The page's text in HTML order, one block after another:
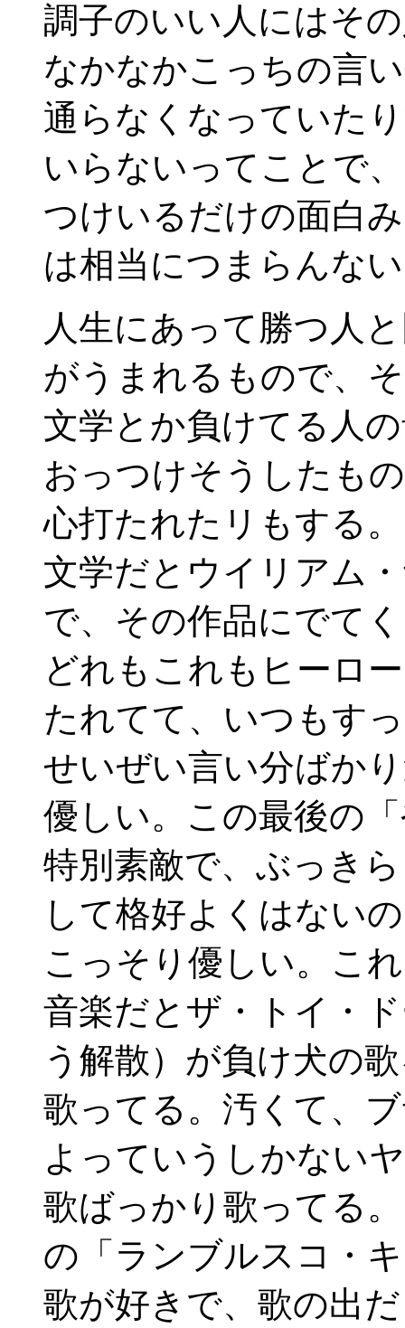
調子のいい人にはそ
なかなかこっちの言
通らなくなっていた
いらないってことで
つけいるだけの面白
は相当につまらんな
人生にあって勝つ人
がうまれるもので、
文学とか負けてる人
おっつけそうしたも
心打たれたリもする。
文学だとウイリアム
で、その作品にでて
どれもこれもヒーロ
たれてて、いつもす
せいぜい言い分ばか
優しい。この最後の
特別素敵で、ぶっき
して格好よくはない
こっそり優しい。こ
音楽だとザ・トイ・
う解散）が負け犬の
歌ってる。汚くて、
よっていうしかない
歌ばっかり歌ってる
の「ランブルスコ・
歌が好きで、歌の出